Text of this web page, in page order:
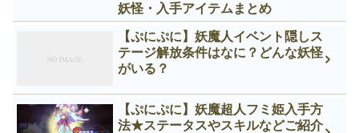
妖怪・入手アイテムまとめ
【ぷにぷに】妖魔人イベント隠しス
テージ解放条件はなに？どんな妖怪
がいる？
【ぷにぷに】妖魔超人フミ姫入手方
法★ステータスやスキルなどご紹介